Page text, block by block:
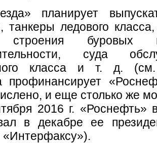
планирует
танкеры ледового
строения буровых
суда
класса и т. д.
профинансирует
и еще столько же
2016 г. «Роснефть»
в декабре ее
«Интерфаксу»).